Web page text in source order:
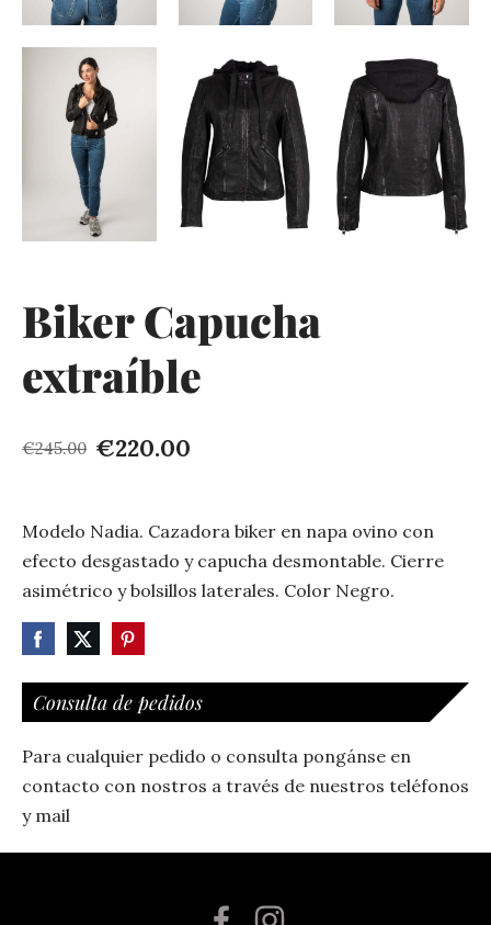
Consulta de pedidos
Para cualquier pedido o consulta pongánse en
contacto con nostros a través de nuestros teléfonos
y mail
Biker Capucha
extraíble
€245.00 €220.00
Modelo Nadia. Cazadora biker en napa ovino con
efecto desgastado y capucha desmontable. Cierre
asimétrico y bolsillos laterales. Color Negro.